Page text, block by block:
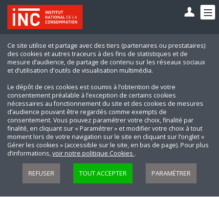
Ce site utilise et partage avec des tiers (partenaires ou prestataires)
des cookies et autres traceurs à des fins de statistiques et de
mesure d’audience, de partage de contenu sur les réseaux sociaux
et d’utilisation d'outils de visualisation multimédia.
Le dépôt de ces cookies est soumis à l’obtention de votre
consentement préalable à l’exception de certains cookies
nécessaires au fonctionnement du site et des cookies de mesures
d’audience pouvant être regardés comme exempts de
consentement. Vous pouvez paramétrer votre choix, finalité par
finalité, en cliquant sur « Paramétrer » et modifier votre choix à tout
moment lors de votre navigation sur le site en cliquant sur l’onglet «
Gérer les cookies » (accessible sur le site, en bas de page). Pour plus
d’informations,voir notre politique Cookies .
REFUSER TOUT ACCEPTER PARAMÉTRER